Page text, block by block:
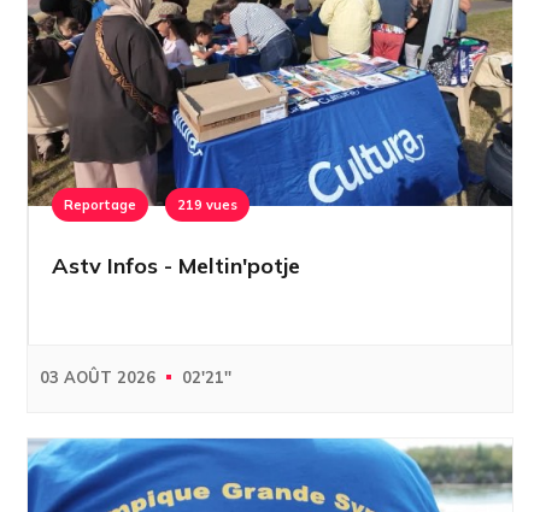
Reportage 219 vues
Astv Infos - Meltin'potje
03 AOÛT 2026 02'21''